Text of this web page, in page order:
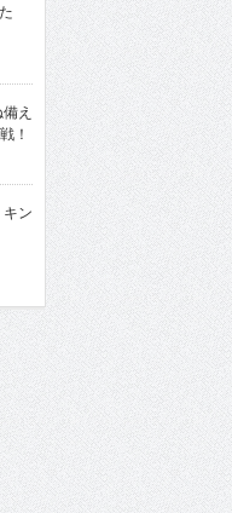
え
！
ン